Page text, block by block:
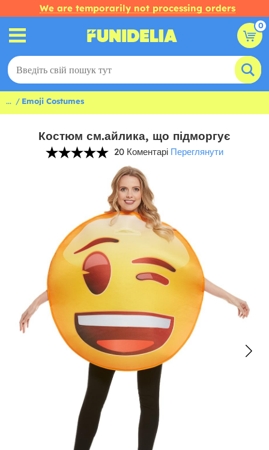
We are temporarily not processing orders
0
... Emoji Costumes
Костюм см.айлика, що підморгує
20 Коментарі Переглянути